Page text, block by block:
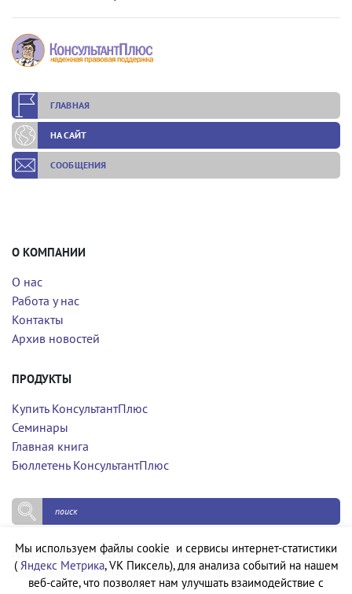
ГЛАВНАЯ
НА САЙТ
СООБЩЕНИЯ
О КОМПАНИИ
О нас
Работа у нас
Контакты
Архив новостей
ПРОДУКТЫ
Купить КонсультантПлюс
Семинары
Главная книга
Бюллетень КонсультантПлюс
Политика конфиденциальности
Политика обработки персональных данных
Мы используем файлы cookie и сервисы интернет-статистики
( Яндекс Метрика, VK Пиксель), для анализа событий на нашем
веб-сайте, что позволяет нам улучшать взаимодействие с